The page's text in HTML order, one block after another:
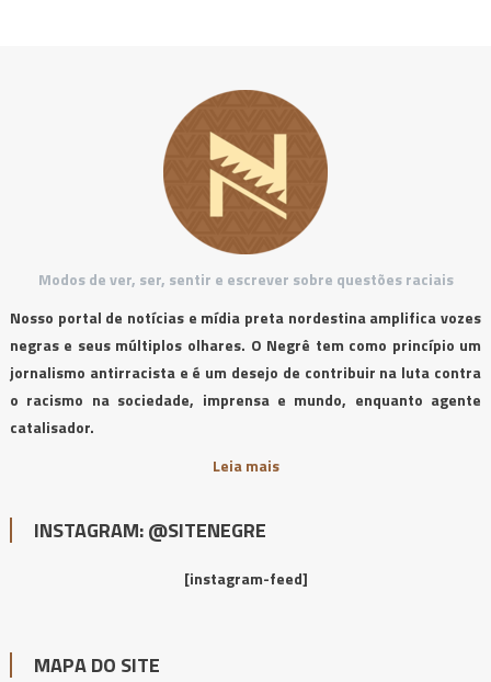
Modos de ver, ser, sentir e escrever sobre questões raciais
Nosso portal de notícias e mídia preta nordestina amplifica vozes
negras e seus múltiplos olhares. O Negrê tem como princípio um
jornalismo antirracista e é um desejo de contribuir na luta contra
o racismo na sociedade, imprensa e mundo, enquanto agente
catalisador.
Leia mais
INSTAGRAM: @SITENEGRE
[instagram-feed]
MAPA DO SITE